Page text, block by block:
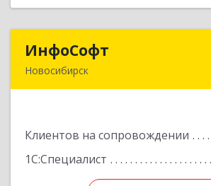
ИнфоСофт
Новосибирск
Клиентов на сопровождении
1С:Специалист